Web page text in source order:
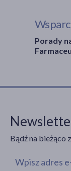
Porady
Bądź na bieżąco